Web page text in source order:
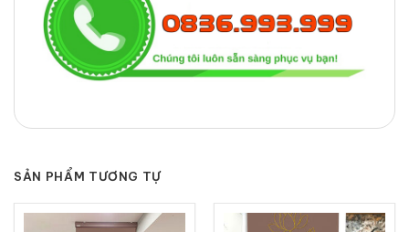
SẢN PHẨM TƯƠNG TỰ